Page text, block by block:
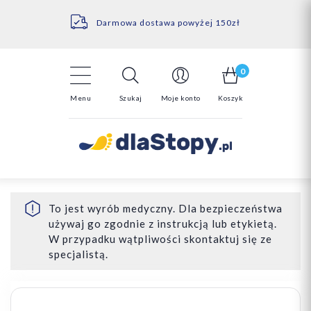
Darmowa dostawa powyżej 150zł
14 Dni na darmowy zwrot*
Menu Szukaj Moje konto
0
Koszyk
To jest wyrób medyczny. Dla bezpieczeństwa
używaj go zgodnie z instrukcją lub etykietą.
W przypadku wątpliwości skontaktuj się ze
specjalistą.